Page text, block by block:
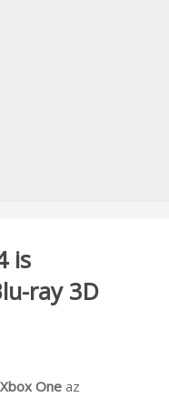
is
ray 3D
Xbox One az